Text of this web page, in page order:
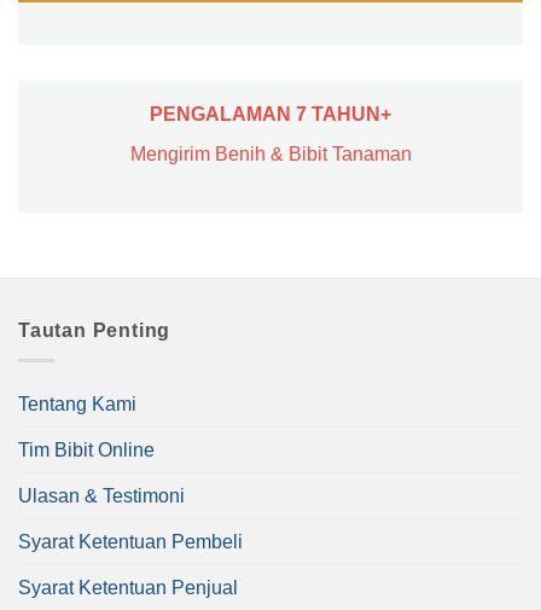
PENGALAMAN 7 TAHUN+
Mengirim Benih & Bibit Tanaman
Tautan Penting
Tentang Kami
Tim Bibit Online
Ulasan & Testimoni
Syarat Ketentuan Pembeli
Syarat Ketentuan Penjual